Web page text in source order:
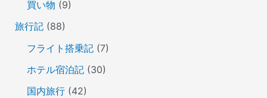
買い物 (9)
旅行記(88)
フライト搭乗記(7)
ホテル宿泊記(30)
国内旅行(42)